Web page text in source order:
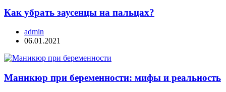
Как убрать заусенцы на пальцах?
admin
06.01.2021
Маникюр при беременности: мифы и реальность